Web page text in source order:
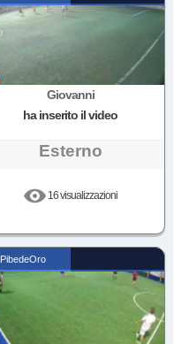
Giovanni
ha inserito il video
Esterno
16 visualizzazioni
PibedeOro